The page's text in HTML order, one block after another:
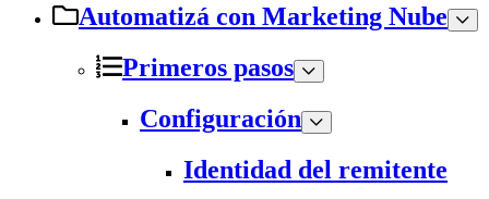
Automatizá con Marketing Nube
Primeros pasos
Configuración
Identidad del remitente